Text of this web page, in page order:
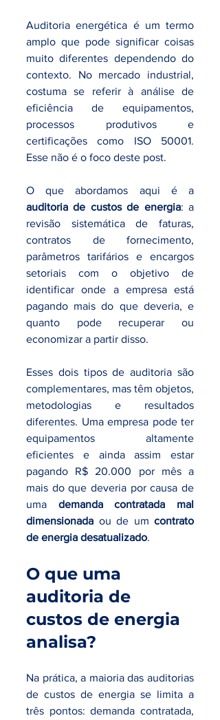
Auditoria energética é um termo
amplo que pode significar coisas
muito diferentes dependendo do
contexto. No mercado industrial,
costuma se referir à análise de
eficiência de equipamentos,
processos produtivos e
certificações como ISO 50001.
Esse não é o foco deste post.
auditoria de custos de energia: a
revisão sistemática de faturas,
contratos de fornecimento,
parâmetros tarifários e encargos
setoriais com o objetivo de
identificar onde a empresa está
pagando mais do que deveria, e
quanto pode recuperar ou
economizar a partir disso.
Esses dois tipos de auditoria são
complementares, mas têm objetos,
metodologias e resultados
diferentes. Uma empresa pode ter
equipamentos altamente
eficientes e ainda assim estar
pagando R$ 20.000 por mês a
mais do que deveria por causa de
uma demanda contratada mal
dimensionada ou de um contrato
de energia desatualizado.
O que uma
auditoria de
custos de energia
analisa?
Na prática, a maioria das auditorias
de custos de energia se limita a
três pontos: demanda contratada,